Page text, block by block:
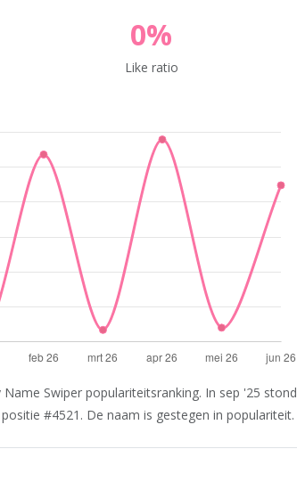
0%
Like ratio
Swiper populariteitsranking. In sep '25 stond
#4521. De naam is gestegen in populariteit.